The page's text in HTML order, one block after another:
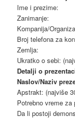
Ime i prezime:
Zanimanje:
Kompanija/
Broj telefona za
Zemlja:
Ukratko o sebi:
Detalji o
Naslov/Naziv
Apstrakt: (najviše
Potrebno vreme
Da li postoji